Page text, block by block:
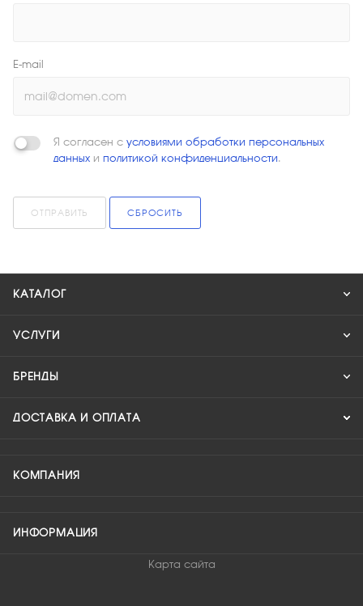
E-mail
Я согласен с условиями обработки персональных
данных и политикой конфиденциальности.
ОТПРАВИТЬ СБРОСИТЬ
КАТАЛОГ
УСЛУГИ
БРЕНДЫ
ДОСТАВКА И ОПЛАТА
КОМПАНИЯ
ИНФОРМАЦИЯ
Карта сайта